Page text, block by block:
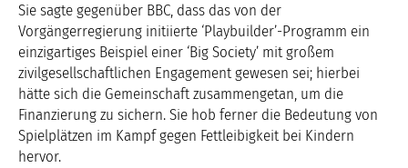
Sie sagte gegenüber BBC, dass das von der
Vorgängerregierung initiierte ‘Playbuilder’-Programm ein
einzigartiges Beispiel einer ‘Big Society’ mit großem
zivilgesellschaftlichen Engagement gewesen sei; hierbei
hätte sich die Gemeinschaft zusammengetan, um die
Finanzierung zu sichern. Sie hob ferner die Bedeutung von
Spielplätzen im Kampf gegen Fettleibigkeit bei Kindern
hervor.